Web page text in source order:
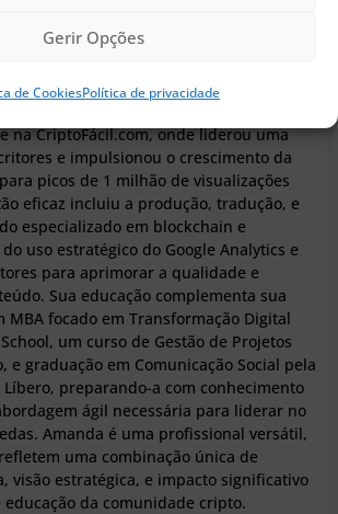
Gerir Opções
de CookiesPolítica de privacidade
na CriptoFácil.com, onde liderou uma
e impulsionou o crescimento da
picos de 1 milhão de visualizações
eficaz incluiu a produção, tradução, e
especializado em blockchain e
uso estratégico do Google Analytics e
para aprimorar a qualidade e
Sua educação complementa sua
MBA focado em Transformação Digital
um curso de Gestão de Projetos
e graduação em Comunicação Social pela
Líbero, preparando-a com conhecimento
ágil necessária para liderar no
Amanda é uma profissional versátil,
uma combinação única de
visão estratégica, e impacto significativo
educação da comunidade cripto.